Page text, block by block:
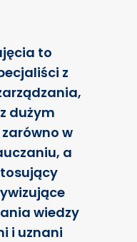
to
z
dużym
w
a
wiedzy
i uznani